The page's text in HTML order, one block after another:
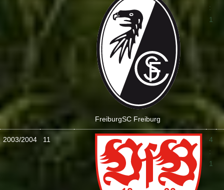
FreiburgSC Freiburg
:
1
2003/2004 11
4
:
1